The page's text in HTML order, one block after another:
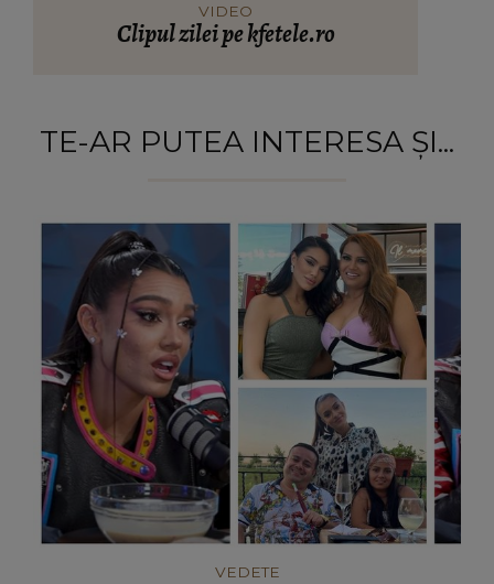
VIDEO
Clipul zilei pe kfetele.ro
TE-AR PUTEA INTERESA ȘI...
VEDETE